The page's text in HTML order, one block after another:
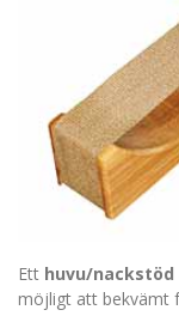
Ett huvu/nackstöd
möjligt att bekvämt